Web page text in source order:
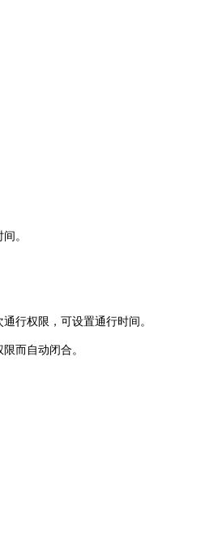
。
行权限，可设置通行时间。
而自动闭合。